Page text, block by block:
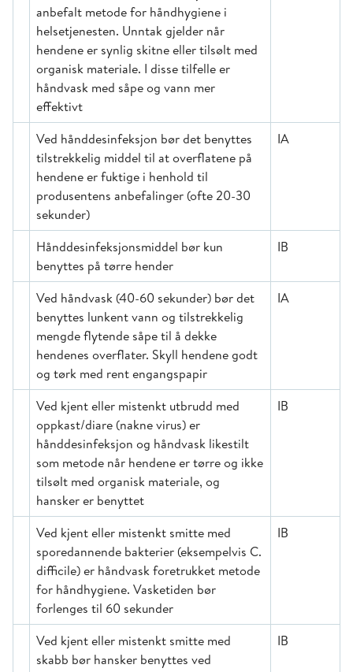
anbefalt metode for håndhygiene i
helsetjenesten. Unntak gjelder når
hendene er synlig skitne eller tilsølt med
organisk materiale. I disse tilfelle er
håndvask med såpe og vann mer
effektivt
Ved hånddesinfeksjon bør det benyttes
tilstrekkelig middel til at overflatene på
hendene er fuktige i henhold til
produsentens anbefalinger (ofte 20-30
sekunder)
IA
Hånddesinfeksjonsmiddel bør kun
benyttes på tørre hender
IB
Ved håndvask (40-60 sekunder) bør det
benyttes lunkent vann og tilstrekkelig
mengde flytende såpe til å dekke
hendenes overflater. Skyll hendene godt
og tørk med rent engangspapir
IA
Ved kjent eller mistenkt utbrudd med
oppkast/diare (nakne virus) er
hånddesinfeksjon og håndvask likestilt
som metode når hendene er tørre og ikke
tilsølt med organisk materiale, og
hansker er benyttet
IB
Ved kjent eller mistenkt smitte med
sporedannende bakterier (eksempelvis C.
difficile) er håndvask foretrukket metode
for håndhygiene. Vasketiden bør
forlenges til 60 sekunder
IB
Ved kjent eller mistenkt smitte med
skabb bør hansker benyttes ved
IB